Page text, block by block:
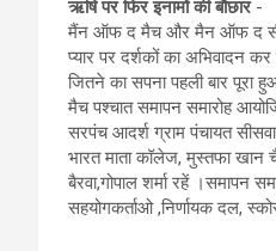
ऋषि पर फिर इनामों की बौछार-
मैंन ऑफ द मैच और मैन ऑफ द
प्यार पर दर्शकों का अभिवादन
जितने का सपना पहली बार पूरा
मैच पश्चात समापन समारोह
सरपंच आदर्श ग्राम पंचायत
भारत माता कॉलेज, मुस्तफा खान
बैरवा,गोपाल शर्मा रहें ।समापन
सहयोगकर्ताओ ,निर्णायक दल,